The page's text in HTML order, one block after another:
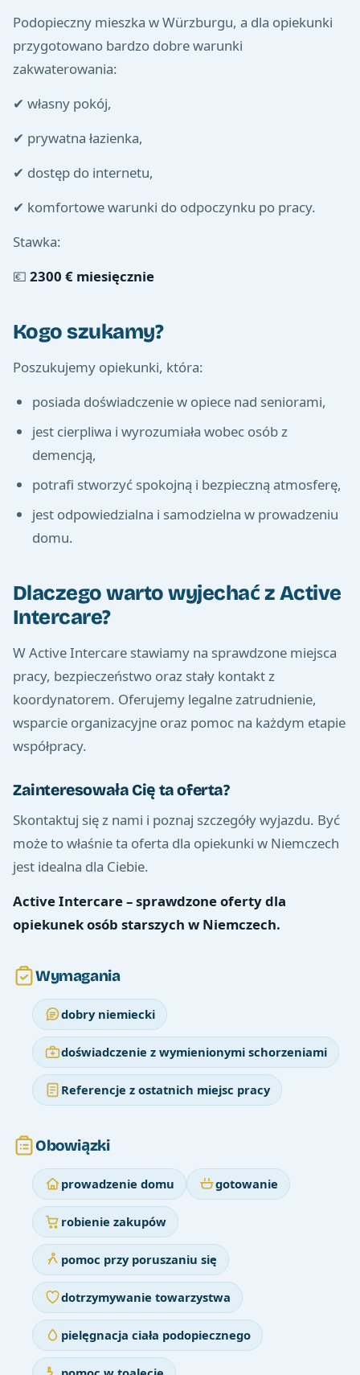
Podopieczny mieszka w Würzburgu, a dla opiekunki
przygotowano bardzo dobre warunki
zakwaterowania:
✔ własny pokój,
✔ prywatna łazienka,
✔ dostęp do internetu,
✔ komfortowe warunki do odpoczynku po pracy.
Stawka:
💶 2300 € miesięcznie
Kogo szukamy?
Poszukujemy opiekunki, która:
posiada doświadczenie w opiece nad seniorami,
jest cierpliwa i wyrozumiała wobec osób z
demencją,
potrafi stworzyć spokojną i bezpieczną atmosferę,
jest odpowiedzialna i samodzielna w prowadzeniu
domu.
Dlaczego warto wyjechać z Active
Intercare?
W Active Intercare stawiamy na sprawdzone miejsca
pracy, bezpieczeństwo oraz stały kontakt z
koordynatorem. Oferujemy legalne zatrudnienie,
wsparcie organizacyjne oraz pomoc na każdym etapie
współpracy.
Zainteresowała Cię ta oferta?
Skontaktuj się z nami i poznaj szczegóły wyjazdu. Być
może to właśnie ta oferta dla opiekunki w Niemczech
jest idealna dla Ciebie.
Active Intercare – sprawdzone oferty dla
opiekunek osób starszych w Niemczech.
Wymagania
dobry niemiecki
doświadczenie z wymienionymi schorzeniami
Referencje z ostatnich miejsc pracy
Obowiązki
prowadzenie domu gotowanie
robienie zakupów
pomoc przy poruszaniu się
dotrzymywanie towarzystwa
pielęgnacja ciała podopiecznego